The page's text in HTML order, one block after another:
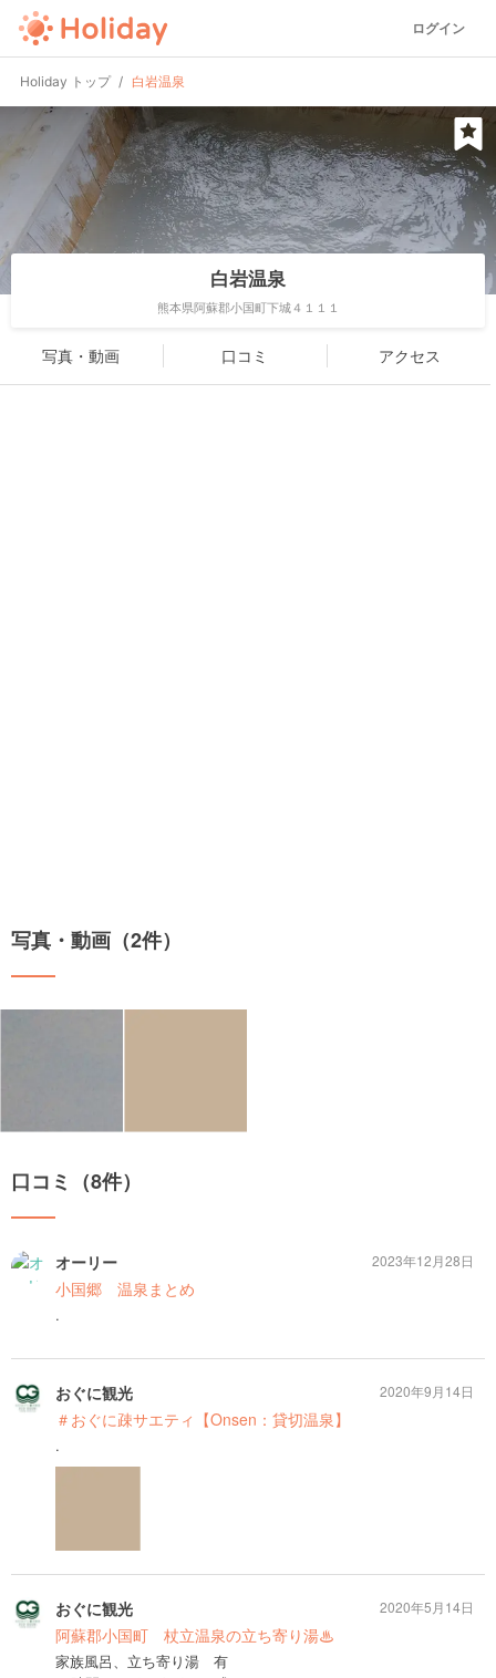
ログイン
Holiday トップ 白岩温泉
白岩温泉
熊本県阿蘇郡小国町下城４１１１
写真・動画 口コミ アクセス
写真・動画（2件）
口コミ（8件）
オーリー
小国郷 温泉まとめ
.
2023年12月28日
おぐに観光
＃おぐに疎サエティ【Onsen：貸切温泉】
.
2020年9月14日
おぐに観光
阿蘇郡小国町 杖立温泉の立ち寄り湯♨
家族風呂、立ち寄り湯 有
2020年5月14日